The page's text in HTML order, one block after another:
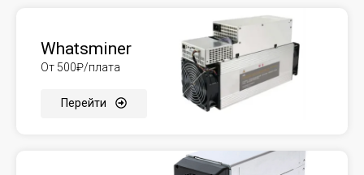
Whatsminer
От 500₽/плата
Перейти